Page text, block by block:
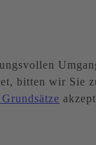
bitten wir Sie